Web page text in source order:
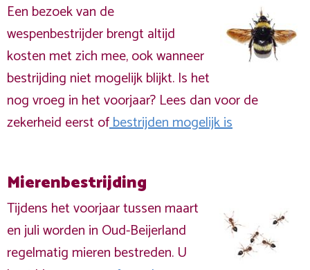
Een bezoek van de
wespenbestrijder brengt altijd
kosten met zich mee, ook wanneer
bestrijding niet mogelijk blijkt. Is het
nog vroeg in het voorjaar? Lees dan voor de
zekerheid eerst ofbestrijden mogelijk is
Mierenbestrijding
Tijdens het voorjaar tussen maart
en juli worden in Oud-Beijerland
regelmatig mieren bestreden. U